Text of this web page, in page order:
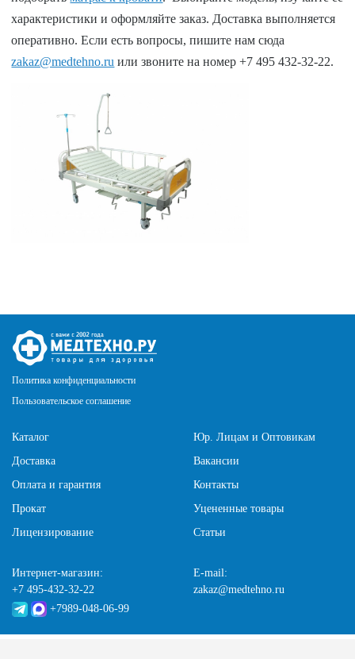
характеристики и оформляйте заказ. Доставка выполняется
оперативно. Если есть вопросы, пишите нам сюда
zakaz@medtehno.ru или звоните на номер +7 495 432-32-22.
Политика конфиденциальности
Пользовательское соглашение
Каталог
Доставка
Оплата и гарантия
Прокат
Лицензирование
Юр. Лицам и Оптовикам
Вакансии
Контакты
Уцененные товары
Статьи
Интернет-магазин:
+7 495-432-32-22
+7989-048-06-99
E-mail:
zakaz@medtehno.ru